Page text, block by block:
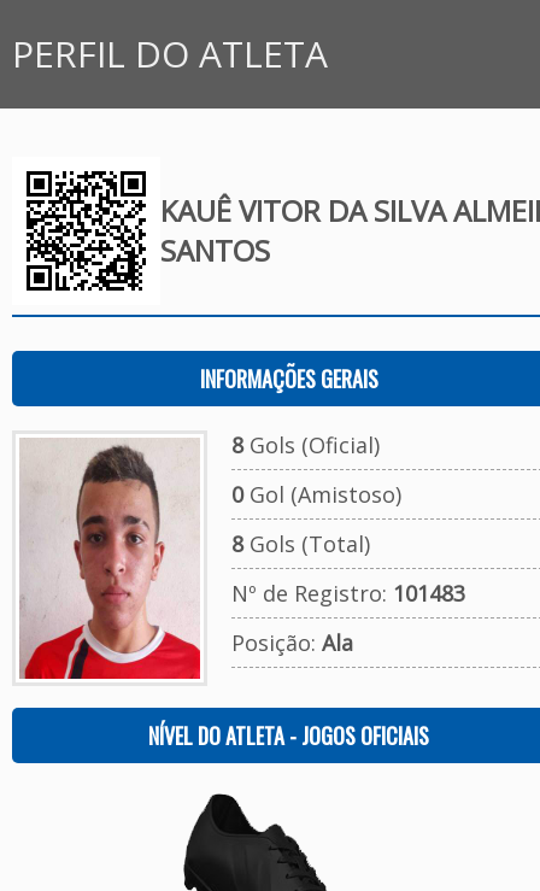
PERFIL DO ATLETA
KAUÊ VITOR DA SILVA
SANTOS
INFORMAÇÕES GERAIS
8Gols (Oficial)
0Gol (Amistoso)
8Gols (Total)
Nº de Registro: 101483
Posição: Ala
NÍVEL DO ATLETA - JOGOS OFICIAIS